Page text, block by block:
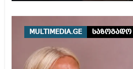
MULTIMEDIA.GE საზოგადო